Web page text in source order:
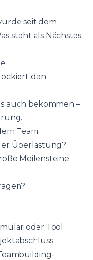
seit dem
steht als Nächstes
den
auch bekommen –
Team
Überlastung?
Meilensteine
oder Tool